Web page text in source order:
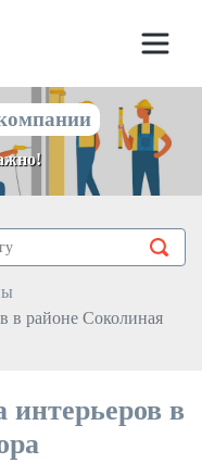
в районе Соколиная
интерьеров в